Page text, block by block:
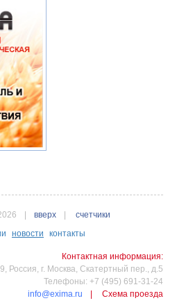
вверх
счетчики
новости контакты
Контактная информация:
Россия, г. Москва, Скатертный пер., д.5
Телефоны: +7 (495) 691-31-24
info@exima.ru
Схема проезда